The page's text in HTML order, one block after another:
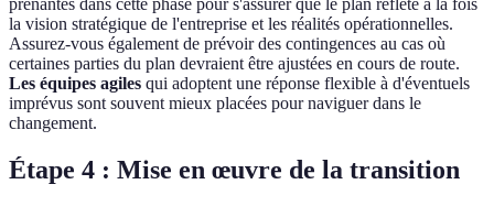
prenantes dans cette phase pour s'assurer que le plan reflète à la fois
la vision stratégique de l'entreprise et les réalités opérationnelles.
Assurez-vous également de prévoir des contingences au cas où
certaines parties du plan devraient être ajustées en cours de route.
Les équipes agiles qui adoptent une réponse flexible à d'éventuels
imprévus sont souvent mieux placées pour naviguer dans le
changement.
Étape 4 : Mise en œuvre de la transition